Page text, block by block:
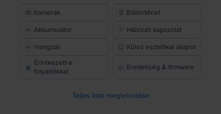
Kamerák Előtörténet
Akkumulátor Hálózati kapcsolat
Hangzás
Külső esztétikai állapot
Érintkezett-e
folyadékkal
Eredetiség & firmware
Teljes lista megtekintése